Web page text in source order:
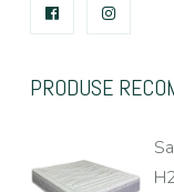
FACEBOOK
PRODUSE